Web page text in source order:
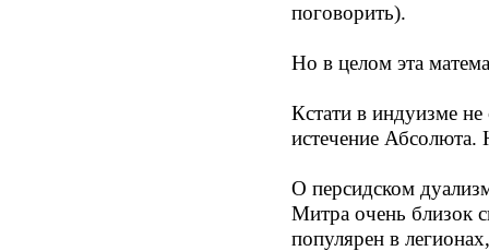
поговорить).
Но в целом эта
Кстати в индуизме
истечение
О персидском
Митра очень близок
популярен в